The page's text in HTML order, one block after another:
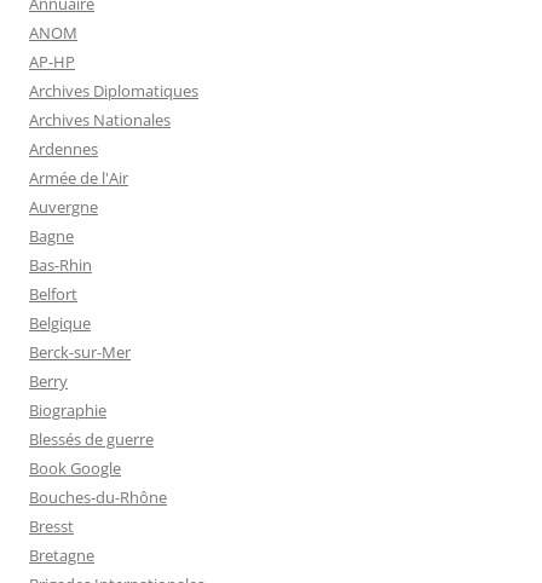
ANOM
AP-HP
Archives Diplomatiques
Archives Nationales
Ardennes
Armée de l'Air
Auvergne
Bagne
Bas-Rhin
Belfort
Belgique
Berck-sur-Mer
Berry
Biographie
Blessés de guerre
Book Google
Bouches-du-Rhône
Bresst
Bretagne